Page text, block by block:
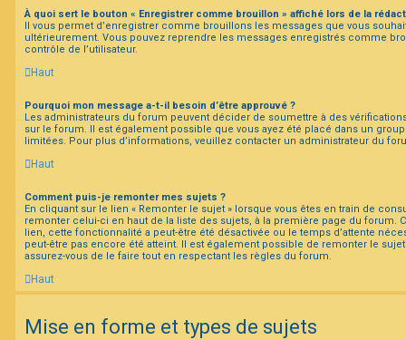
À quoi sert le bouton « Enregistrer comme brouillon » affiché lors de la
Il vous permet d’enregistrer comme brouillons les messages que vous
ultérieurement. Vous pouvez reprendre les messages enregistrés comme
contrôle de l’utilisateur.
Haut
Pourquoi mon message a-t-il besoin d’être approuvé ?
Les administrateurs du forum peuvent décider de soumettre à des
sur le forum. Il est également possible que vous ayez été placé dans un
limitées. Pour plus d’informations, veuillez contacter un administrateur du
Haut
Comment puis-je remonter mes sujets ?
En cliquant sur le lien « Remonter le sujet » lorsque vous êtes en train de
remonter celui-ci en haut de la liste des sujets, à la première page du forum.
lien, cette fonctionnalité a peut-être été désactivée ou le temps d’attente
peut-être pas encore été atteint. Il est également possible de remonter le
assurez-vous de le faire tout en respectant les règles du forum.
Haut
Mise en forme et types de sujets